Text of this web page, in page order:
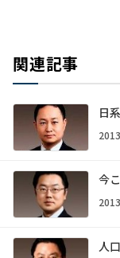
関連記事
日
今
人